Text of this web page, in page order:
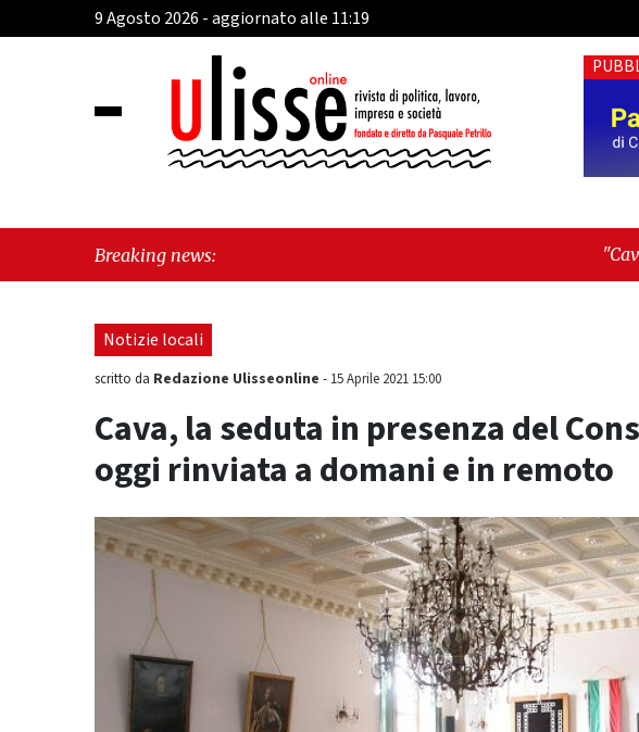
9 Agosto 2026 - aggiornato alle 11:19
Breaking news: "Cava de’ Tirreni, la
sull'ultima seduta
Notizie locali
scritto da Redazione Ulisseonline - 15 Aprile 2021 15:00
Cava, la seduta in presenza del
oggi rinviata a domani e in remoto